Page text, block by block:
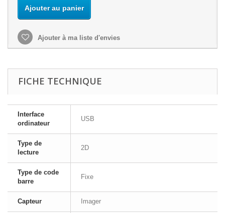
Ajouter au panier
Ajouter à ma liste d'envies
FICHE TECHNIQUE
Interface
ordinateur
USB
Type de
lecture
2D
Type de code
barre
Fixe
Capteur Imager